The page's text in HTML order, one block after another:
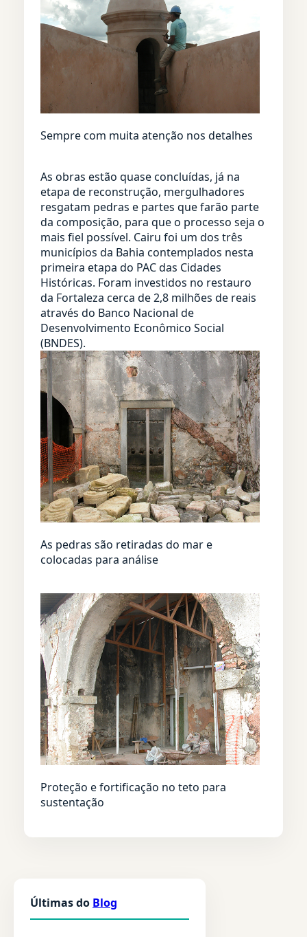
Sempre com muita atenção nos detalhes
As obras estão quase concluídas, já na
etapa de reconstrução, mergulhadores
resgatam pedras e partes que farão parte
da composição, para que o processo seja o
mais fiel possível. Cairu foi um dos três
municípios da Bahia contemplados nesta
primeira etapa do PAC das Cidades
Históricas. Foram investidos no restauro
da Fortaleza cerca de 2,8 milhões de reais
através do Banco Nacional de
Desenvolvimento Econômico Social
(BNDES).
As pedras são retiradas do mar e
colocadas para análise
Proteção e fortificação no teto para
sustentação
Últimas do Blog